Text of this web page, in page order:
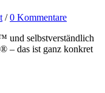
/0 Kommentare
und selbstverständlich
– das ist ganz konkret